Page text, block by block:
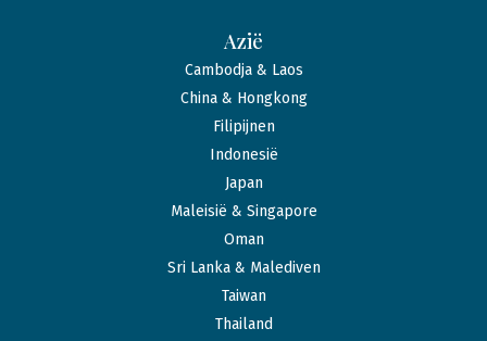
Azië
Cambodja & Laos
China & Hongkong
Filipijnen
Indonesië
Japan
Maleisië & Singapore
Oman
Sri Lanka & Malediven
Taiwan
Thailand